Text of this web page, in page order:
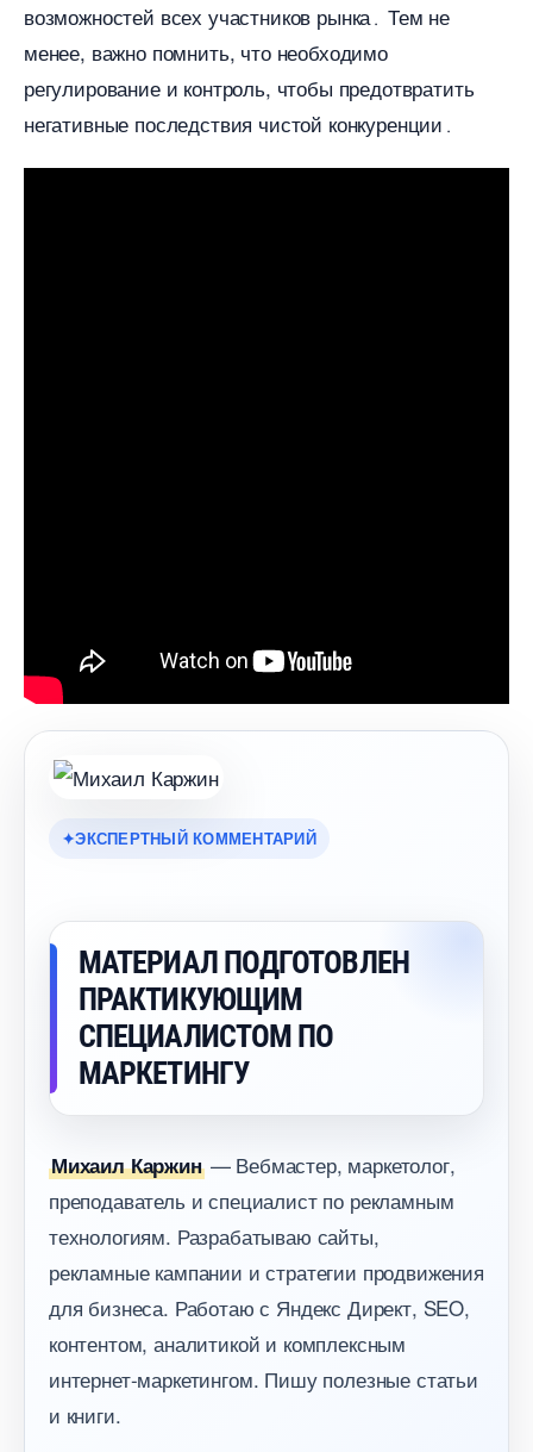
озможностей всех участников рынка․ Тем не
менее, важно помнить, что необходимо
регулирование и контроль, чтобы предотвратить
негативные последствия чистой конкуренции․
ЭКСПЕРТНЫЙ КОММЕНТАРИЙ
МАТЕРИАЛ ПОДГОТОВЛЕН
ПРАКТИКУЮЩИМ
СПЕЦИАЛИСТОМ ПО
МАРКЕТИНГУ
Михаил Каржин— Вебмастер, маркетолог,
преподаватель и специалист по рекламным
технологиям. Разрабатываю сайты,
рекламные кампании и стратегии продвижения
для бизнеса. Работаю с Яндекс Директ, SEO,
контентом, аналитикой и комплексным
интернет-маркетингом. Пишу полезные статьи
и книги.